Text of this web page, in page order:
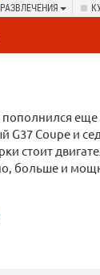
РАЗВЛЕЧЕНИЯ
G37 Coupe и
стоит
больше и